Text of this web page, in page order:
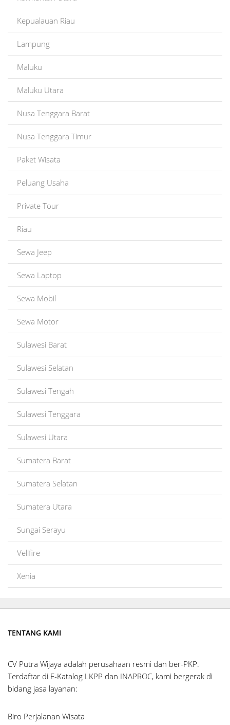
Kepualauan Riau
Lampung
Maluku
Maluku Utara
Nusa Tenggara Barat
Nusa Tenggara Timur
Paket Wisata
Peluang Usaha
Private Tour
Riau
Sewa Jeep
Sewa Laptop
Sewa Mobil
Sewa Motor
Sulawesi Barat
Sulawesi Selatan
Sulawesi Tengah
Sulawesi Tenggara
Sulawesi Utara
Sumatera Barat
Sumatera Selatan
Sumatera Utara
Sungai Serayu
Vellfire
Xenia
TENTANG KAMI
CV Putra Wijaya adalah perusahaan resmi dan ber-PKP.
Terdaftar di E-Katalog LKPP dan INAPROC, kami bergerak di
bidang jasa layanan:
Biro Perjalanan Wisata